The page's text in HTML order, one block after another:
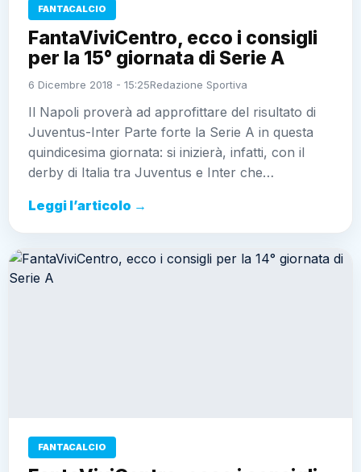
FANTACALCIO
FantaViviCentro, ecco i consigli
per la 15° giornata di Serie A
6 Dicembre 2018 - 15:25Redazione Sportiva
Il Napoli proverà ad approfittare del risultato di
Juventus-Inter Parte forte la Serie A in questa
quindicesima giornata: si inizierà, infatti, con il
derby di Italia tra Juventus e Inter che…
Leggi l’articolo →
FANTACALCIO